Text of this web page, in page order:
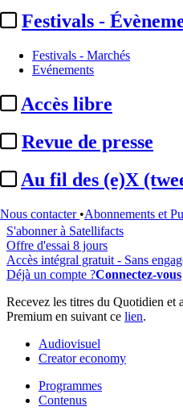
Festivals -
Festivals - Marchés
Evénements
Accès libre
Revue de presse
Au fil des (e)X
Nous contacter •Abonnements et
...
Cet article est réservé
Pour accéder à cet article, à
S'abonner à Satellifacts
Offre d'essai 8 jours
Accès intégral gratuit - Sans
Déjà un compte ?Connectez-vous
Recevez les titres du Quotidien et
Premium en suivant ce lien.
Audiovisuel
Creator economy
Programmes
Contenus